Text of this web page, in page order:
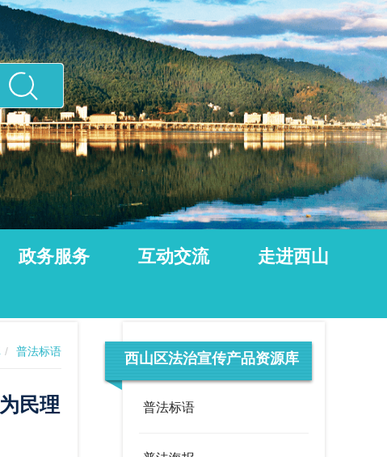
政务服务 互动交流 走进西山
法定主动公开内容
办事服务统计公示
/ 普法标语
民理
西山区法治宣传产品资源库
普法标语